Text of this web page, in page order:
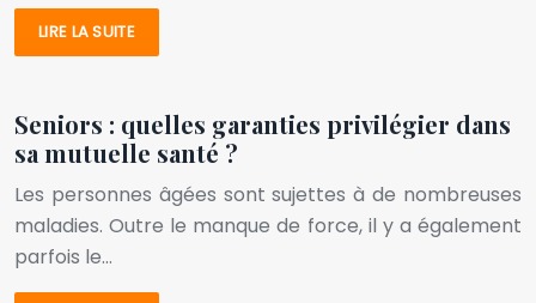
LIRE LA SUITE
Seniors : quelles garanties privilégier dans
sa mutuelle santé ?
Les personnes âgées sont sujettes à de nombreuses
maladies. Outre le manque de force, il y a également
parfois le…